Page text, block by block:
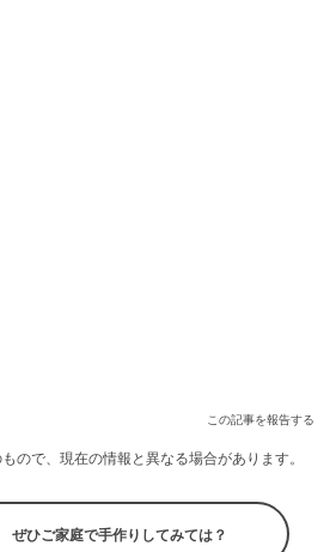
この記事を報告する
ので、現在の情報と異なる場合があります。
ぜひご家庭で手作りしてみては？